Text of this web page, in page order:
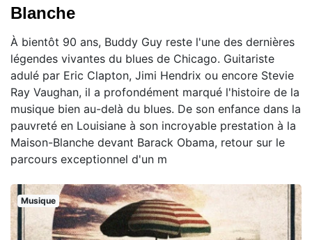
Blanche
À bientôt 90 ans, Buddy Guy reste l'une des dernières
légendes vivantes du blues de Chicago. Guitariste
adulé par Eric Clapton, Jimi Hendrix ou encore Stevie
Ray Vaughan, il a profondément marqué l'histoire de la
musique bien au-delà du blues. De son enfance dans la
pauvreté en Louisiane à son incroyable prestation à la
Maison-Blanche devant Barack Obama, retour sur le
parcours exceptionnel d'un m
Musique